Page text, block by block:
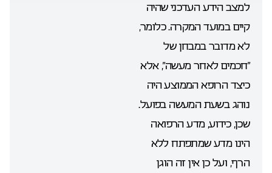
למצב הידע העדכני שהיה
קיים במועד המקרה. כלומר,
לא מדובר במבחן של
“חכמים לאחר מעשה”, אלא
כיצד הרופא הממוצע היה
נוהג בשעת המעשה בפועל.
שכן, כידוע, מדע הרפואה
הינו מדע שמתפתח ללא
הרף, ועל כן אין זה הוגן